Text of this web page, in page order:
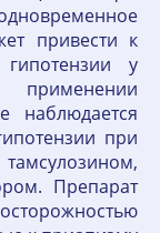
привести к
гипотензии у
наблюдается
при
Препарат